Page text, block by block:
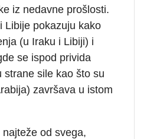
iz nedavne prošlosti.
Libije pokazuju kako
(u Iraku i Libiji) i
se ispod privida
strane sile kao što su
završava u istom
od svega,